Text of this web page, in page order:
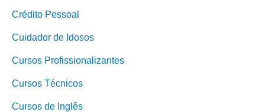
Crédito Pessoal
Cuidador de Idosos
Cursos Profissionalizantes
Cursos Técnicos
Cursos de Inglês